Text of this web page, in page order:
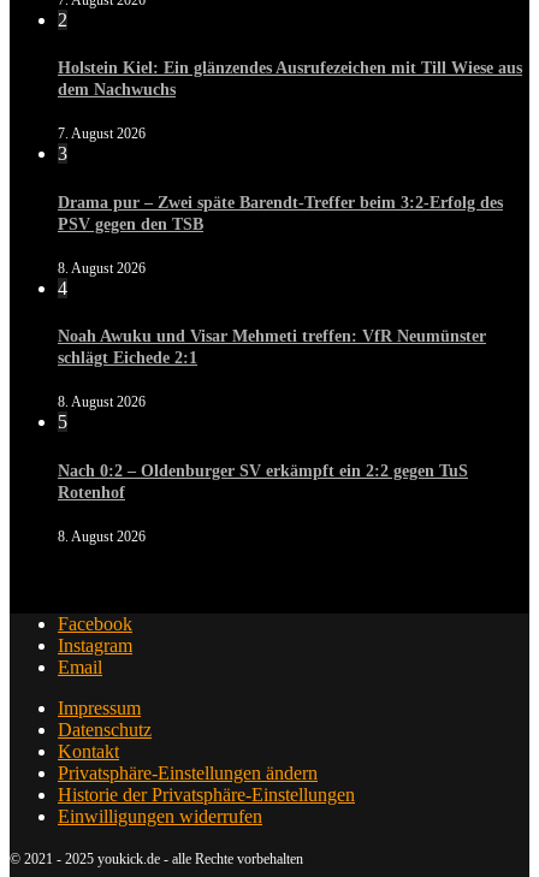
2
Holstein Kiel: Ein glänzendes Ausrufezeichen mit Till Wiese aus
dem Nachwuchs
7. August 2026
3
Drama pur – Zwei späte Barendt-Treffer beim 3:2-Erfolg des
PSV gegen den TSB
8. August 2026
4
Noah Awuku und Visar Mehmeti treffen: VfR Neumünster
schlägt Eichede 2:1
8. August 2026
5
Nach 0:2 – Oldenburger SV erkämpft ein 2:2 gegen TuS
Rotenhof
8. August 2026
Facebook
Instagram
Email
Impressum
Datenschutz
Kontakt
Privatsphäre-Einstellungen ändern
Historie der Privatsphäre-Einstellungen
Einwilligungen widerrufen
© 2021 - 2025 youkick.de - alle Rechte vorbehalten